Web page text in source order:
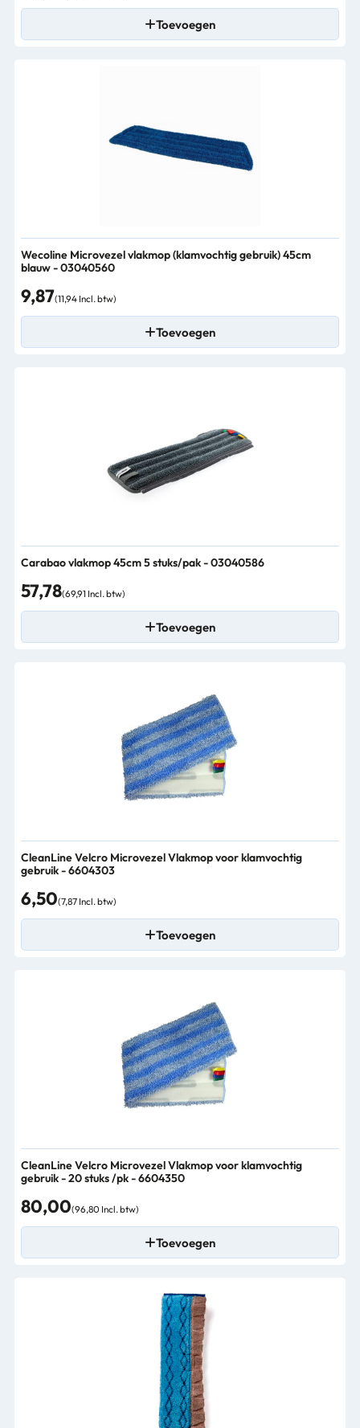
Toevoegen
Wecoline Microvezel vlakmop (klamvochtig gebruik) 45cm
blauw - 03040560
9,87(11,94 Incl. btw)
Toevoegen
Carabao vlakmop 45cm 5 stuks/pak - 03040586
57,78(69,91 Incl. btw)
Toevoegen
CleanLine Velcro Microvezel Vlakmop voor klamvochtig
gebruik - 6604303
6,50(7,87 Incl. btw)
Toevoegen
CleanLine Velcro Microvezel Vlakmop voor klamvochtig
gebruik - 20 stuks /pk - 6604350
80,00(96,80 Incl. btw)
Toevoegen